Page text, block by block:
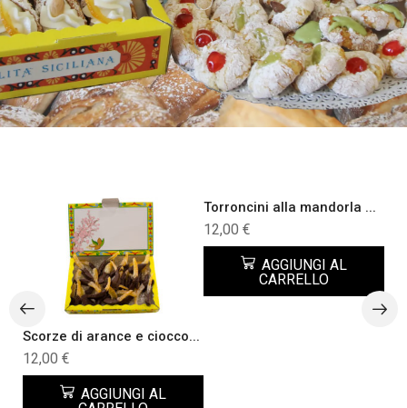
Scorze di arance e ciocco...
12,00 €
AGGIUNGI AL
Torroncini alla mandorla ...
12,00 €
AGGIUNGI AL
CARRELLO